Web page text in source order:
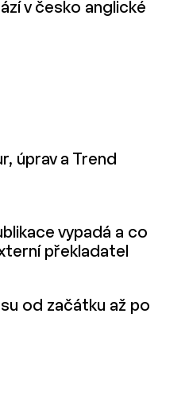
v česko anglické
úprav a Trend
vypadá a co
překladatel
od začátku až po